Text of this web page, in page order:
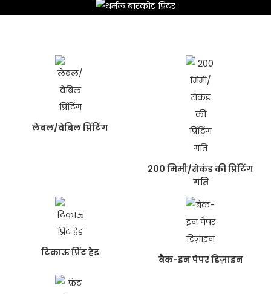
लेबल/वेबिल प्रिंटिंग
200 मिमी/सेकंड की प्रिंटिंग
गति
टिकाऊ प्रिंट हेड
बैक-इन पेपर डिज़ाइन